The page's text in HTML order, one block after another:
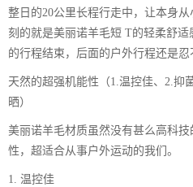
整日的20公里长程行走中，让本身
刻的就是美丽诺羊毛短 T的轻柔舒
的行程结束，后面的户外行程还是忍
天然的超强机能性（1.温控佳、2.抑
晒）
美丽诺羊毛材质虽然没有甚么高科
性，超适合从事户外运动的我们。
1. 温控佳